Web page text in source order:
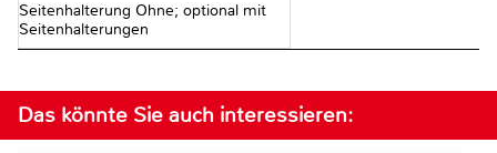
Seitenhalterung Ohne; optional mit
Seitenhalterungen
Das könnte Sie auch interessieren: